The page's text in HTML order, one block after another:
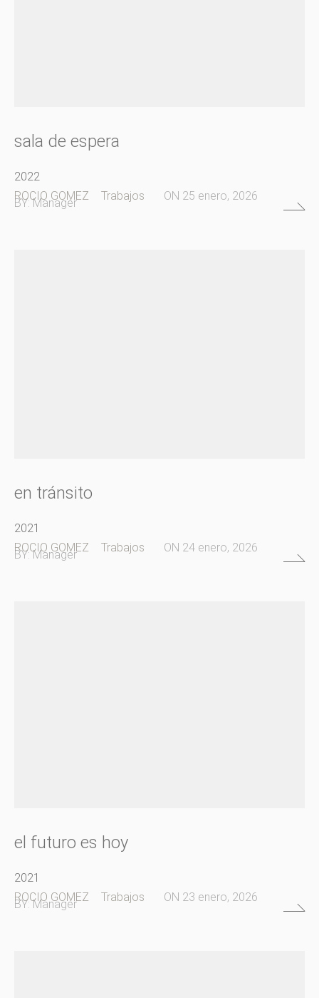
sala de espera
2022
ROCIO GOMEZ
Trabajos ON 25 enero, 2026
BY:Manager
en tránsito
2021
ROCIO GOMEZ
Trabajos ON 24 enero, 2026
BY:Manager
el futuro es hoy
2021
ROCIO GOMEZ
Trabajos ON 23 enero, 2026
BY:Manager